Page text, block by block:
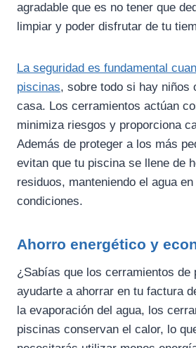
agradable que es no tener que
limpiar y poder disfrutar de tu
La seguridad es fundamental
piscinas, sobre todo si hay niños
casa. Los cerramientos actúan
minimiza riesgos y proporciona
Además de proteger a los más
evitan que tu piscina se llene de
residuos, manteniendo el agua
condiciones.
Ahorro energético y
¿Sabías que los cerramientos de
ayudarte a ahorrar en tu factura
la evaporación del agua, los
piscinas conservan el calor, lo